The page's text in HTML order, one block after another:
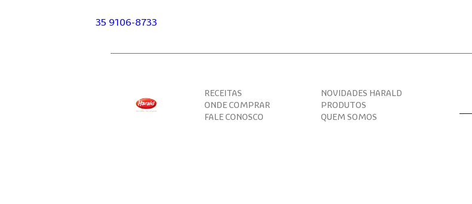
35 9106-8733
RECEITAS
NOVIDADES HARALD
ONDE COMPRAR
PRODUTOS
FALE CONOSCO
QUEM SOMOS